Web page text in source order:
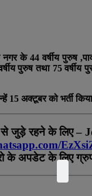
के 44 वर्षीय पुरुष
पुरुष तथा 75
15 अक्टूबर को भर्ती
से जुड़े रहने के लिए –
के अपडेट के लिए